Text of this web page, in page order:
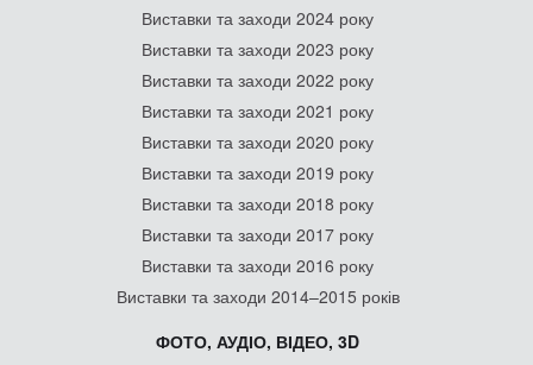
Виставки та заходи 2024 року
Виставки та заходи 2023 року
Виставки та заходи 2022 року
Виставки та заходи 2021 року
Виставки та заходи 2020 року
Виставки та заходи 2019 року
Виставки та заходи 2018 року
Виставки та заходи 2017 року
Виставки та заходи 2016 року
Виставки та заходи 2014–2015 років
ФОТО, АУДІО, ВІДЕО, 3D